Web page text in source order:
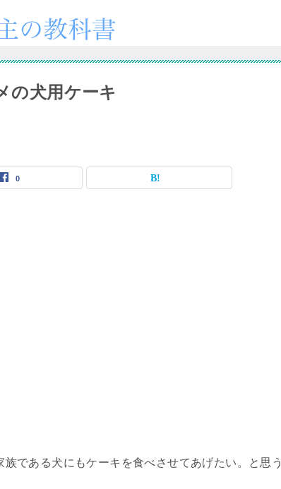
の犬用ケーキ
0
である犬にもケーキを食べさせてあげたい。と思